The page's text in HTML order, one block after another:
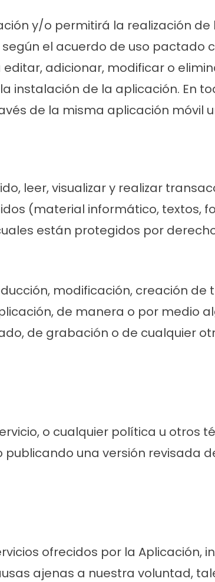
y/o permitirá la realización
el acuerdo de uso pactado
editar, adicionar, modificar o
instalación de la aplicación. En
de la misma aplicación móvil
leer, visualizar y realizar
(material informático, textos,
están protegidos por
modificación, creación de
de manera o por medio
de grabación o de cualquier
o cualquier política u otros
una versión revisada
ofrecidos por la Aplicación,
ajenas a nuestra voluntad,